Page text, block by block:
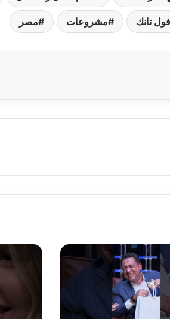
تانك مشروعات مصر